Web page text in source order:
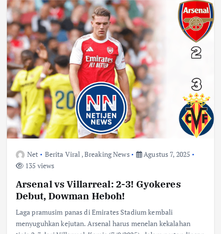
Net Berita Viral ,Breaking News
Agustus 7, 2025
135 views
Arsenal vs Villarreal: 2-3! Gyokeres
Debut, Dowman Heboh!
Laga pramusim panas di Emirates Stadium kembali
menyuguhkan kejutan. Arsenal harus menelan kekalahan